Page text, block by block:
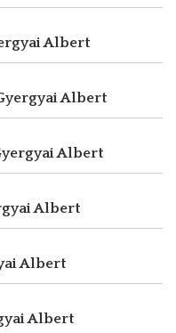
Albert
Albert
Albert
Albert
Albert
Albert